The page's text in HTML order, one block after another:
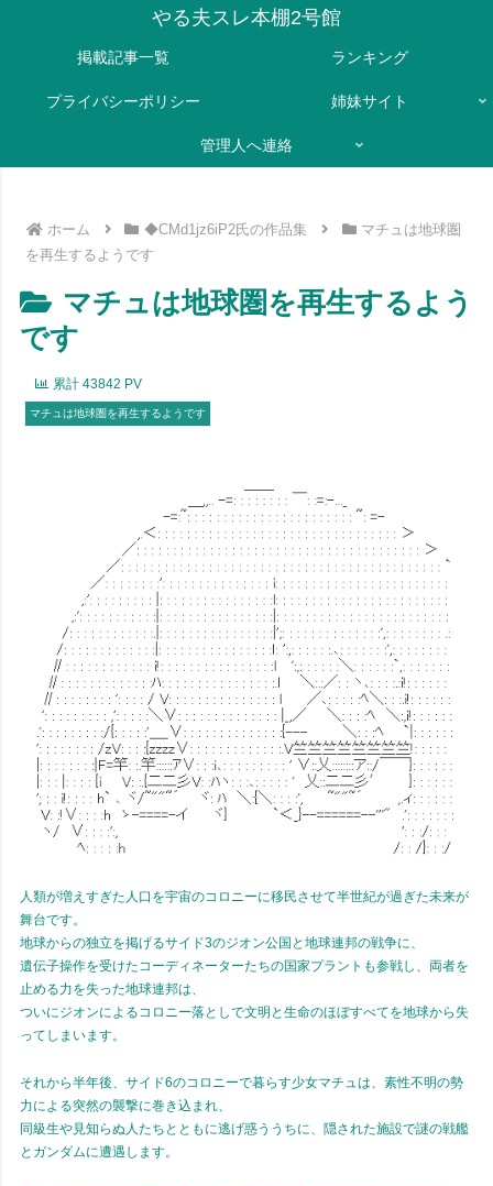
やる夫スレ本棚2号館
掲載記事一覧 ランキング
プライバシーポリシー 姉妹サイト
管理人へ連絡
ホーム ◆CMd1jz6iP2氏の作品集
マチュは地球圏
を再生するようです
マチュは地球圏を再生するよう
です
累計 43842 PV
マチュは地球圏を再生するようです
人類が増えすぎた人口を宇宙のコロニーに移民させて半世紀が過ぎた未来が
舞台です。
地球からの独立を掲げるサイド3のジオン公国と地球連邦の戦争に、
遺伝子操作を受けたコーディネーターたちの国家プラントも参戦し、両者を
止める力を失った地球連邦は、
ついにジオンによるコロニー落としで文明と生命のほぼすべてを地球から失
ってしまいます。
それから半年後、サイド6のコロニーで暮らす少女マチュは、素性不明の勢
力による突然の襲撃に巻き込まれ、
同級生や見知らぬ人たちとともに逃げ惑ううちに、隠された施設で謎の戦艦
とガンダムに遭遇します。